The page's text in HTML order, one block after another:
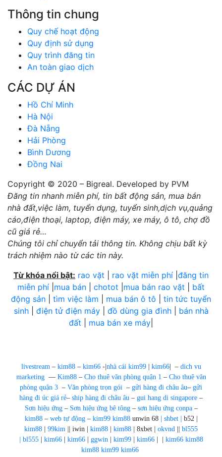
Thông tin chung
Quy chế hoạt động
Quy định sử dụng
Quy trình đăng tin
An toàn giao dịch
CÁC DỰ ÁN
Hồ Chí Minh
Hà Nội
Đà Nẵng
Hải Phòng
Bình Dương
Đồng Nai
Copyright © 2020 – Bigreal. Developed by PVM
Đăng tin nhanh miễn phí, tin bất động sản, mua bán
nhà đất,việc làm, tuyển dụng, tuyển sinh,dịch vụ,quảng
cáo,điện thoại, laptop, điện máy, xe máy, ô tô, chợ đồ
cũ giá rẻ…
Chúng tôi chỉ chuyển tải thông tin. Không chịu bất kỳ
trách nhiệm nào từ các tin này.
Từ khóa nổi bật: rao vặt rao vặt miễn phí đăng tin
miễn phí mua bán chotot mua bán rao vặt
bất
động sản
tìm việc làm mua bán ô tô
tin tức tuyển
sinh| điện tử điện máy| đồ dùng gia đình| bán nhà
đất
mua bán xe máy
livestream– kim88 – kim66-| nhà cái kim99| kim66| – dich vu
marketing— Kim88 – Cho thuê văn phòng quận 1 – Cho thuê văn
phòng quận 3 – Văn phòng trọn gói – gửi hàng đi châu âu– gửi
hàng đi úc giá rẻ– ship hàng đi châu âu – gui hang di singapore –
Sơn hiệu ứng– Sơn hiệu ứng bê tông– sơn hiệu ứng conpa–
kim88– web tự động– kim99 kim88unwin 68| shbet| b52 |
kim88
99kim || iwin | kim88 kim88 | 8xbet | okvnd
bl555
bl555| kim66| kim66| ggwin| kim99| kim66| | kim66 kim88
kim88 kim99 kim66